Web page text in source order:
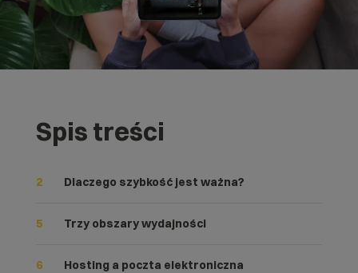
Spis treści
2 Dlaczego szybkość jest ważna?
5 Trzy obszary wydajności
6 Hosting a poczta elektroniczna